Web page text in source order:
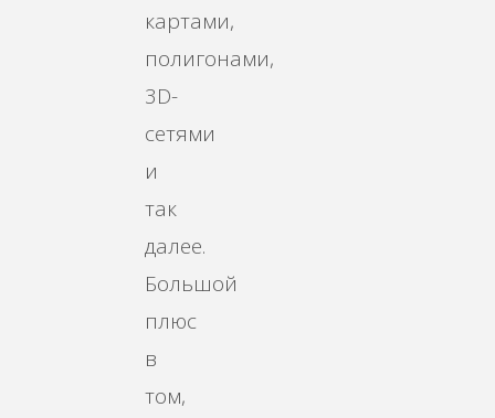
картами,
полигонами,
3D-
сетями
и
так
далее.
Большой
плюс
в
том,